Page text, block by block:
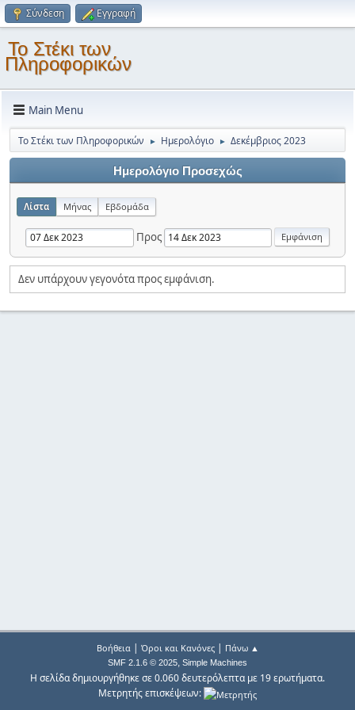
Σύνδεση Εγγραφή
Το Στέκι των
Πληροφορικών
Main Menu
Το Στέκι των Πληροφορικών ► Ημερολόγιο ► Δεκέμβριος 2023
Ημερολόγιο Προσεχώς
Λίστα Μήνας Εβδομάδα
Προς
Δεν υπάρχουν γεγονότα προς εμφάνιση.
Βοήθεια| Όροι και Κανόνες| Πάνω ▲
SMF 2.1.6 © 2025, Simple Machines
Η σελίδα δημιουργήθηκε σε 0.060 δευτερόλεπτα με 19 ερωτήματα.
Μετρητής επισκέψεων: